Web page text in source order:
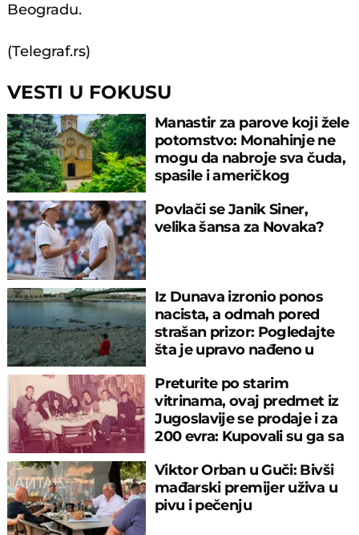
Beogradu.
(Telegraf.rs)
VESTI U FOKUSU
Manastir za parove koji žele
potomstvo: Monahinje ne
mogu da nabroje sva čuda,
spasile i američkog
Povlači se Janik Siner,
velika šansa za Novaka?
Iz Dunava izronio ponos
nacista, a odmah pored
strašan prizor: Pogledajte
šta je upravo nađeno u
Preturite po starim
vitrinama, ovaj predmet iz
Jugoslavije se prodaje i za
200 evra: Kupovali su ga sa
Viktor Orban u Guči: Bivši
mađarski premijer uživa u
pivu i pečenju